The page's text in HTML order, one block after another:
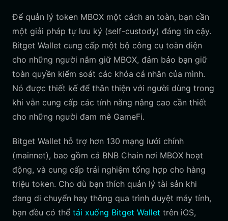
Để quản lý token MBOX một cách an toàn, bạn cần
một giải pháp tự lưu ký (self-custody) đáng tin cậy.
Bitget Wallet cung cấp một bộ công cụ toàn diện
cho những người nắm giữ MBOX, đảm bảo bạn giữ
toàn quyền kiểm soát các khóa cá nhân của mình.
Nó được thiết kế để thân thiện với người dùng trong
khi vẫn cung cấp các tính năng nâng cao cần thiết
cho những người đam mê GameFi.
Bitget Wallet hỗ trợ hơn 130 mạng lưới chính
(mainnet), bao gồm cả BNB Chain nơi MBOX hoạt
động, và cung cấp trải nghiệm tổng hợp cho hàng
triệu token. Cho dù bạn thích quản lý tài sản khi
đang di chuyển hay thông qua trình duyệt máy tính,
bạn đều có thể tải xuống Bitget Wallet trên iOS,